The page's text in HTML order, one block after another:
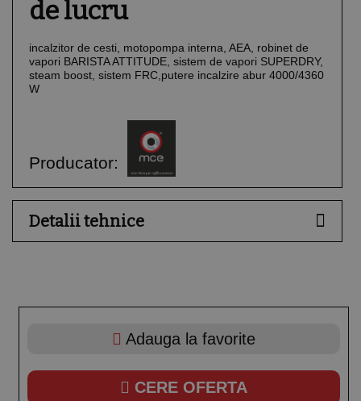
de lucru
incalzitor de cesti, motopompa interna, AEA, robinet de
vapori BARISTA ATTITUDE, sistem de vapori SUPERDRY,
steam boost, sistem FRC,putere incalzire abur 4000/4360
W
Producator:
Detalii tehnice
Adauga la favorite
CERE OFERTA